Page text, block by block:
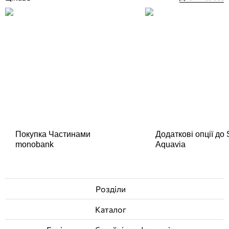
Покупка Частинами
monobank
Додаткові опції
Aquavia
Розділи
Каталог